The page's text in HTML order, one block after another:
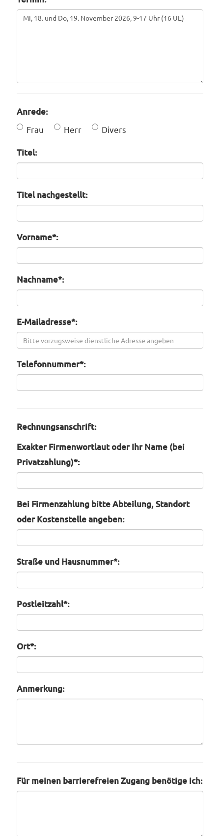
Anrede:
Frau Herr Divers
Titel:
Titel nachgestellt:
Vorname*:
Nachname*:
E-Mailadresse*:
Telefonnummer*:
Rechnungsanschrift:
Exakter Firmenwortlaut oder Ihr Name (bei
Privatzahlung)*:
Bei Firmenzahlung bitte Abteilung, Standort
oder Kostenstelle angeben:
Straße und Hausnummer*:
Postleitzahl*:
Ort*:
Anmerkung:
Für meinen barrierefreien Zugang benötige ich: